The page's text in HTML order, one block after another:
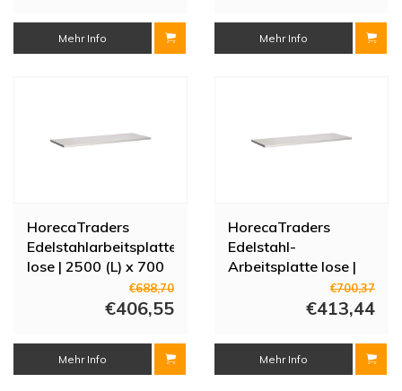
Mehr Info Mehr Info
HorecaTraders
Edelstahlarbeitsplatte
lose | 2500 (L) x 700
€688,70
€406,55
Mehr Info
HorecaTraders
Edelstahl-
Arbeitsplatte lose |
2600 (L) x 700 (T)€700,37
€413,44
Mehr Info